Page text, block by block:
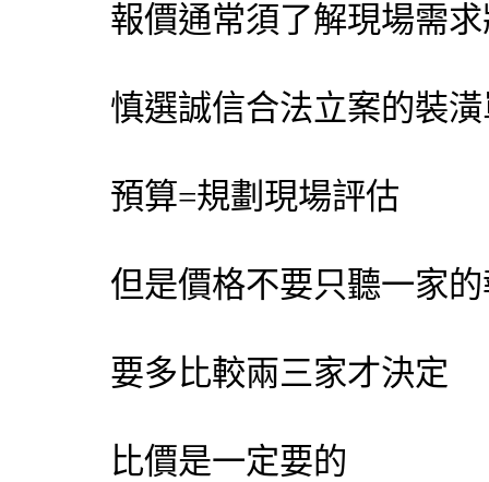
報價通常須了解現場需
慎選誠信合法立案的裝
預算=規劃現場評估
但是價格不要只聽一家
要多比較兩三家才決定
比價是一定要的